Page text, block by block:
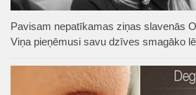
Pavisam nepatīkamas ziņas slavenās
Viņa pieņēmusi savu dzīves smagāko